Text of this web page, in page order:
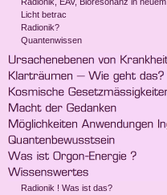
Licht betrac
Radionik?
Quantenwissen
Radionik ! Was ist das?